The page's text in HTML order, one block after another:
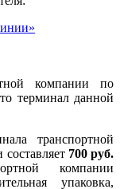
компании по
терминал данной
транспортной
700 руб.
компании
упаковка,